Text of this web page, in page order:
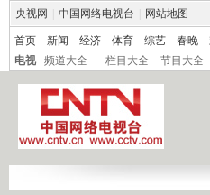
央视网 中国网络电视台 网站地图
首页 新闻 经济 体育 综艺 春晚
电视
频道大全 栏目大全 节目大全